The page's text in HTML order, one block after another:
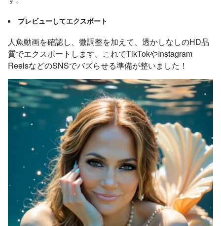
プレビューしてエクスポート
人魚動画を確認し、微調整を加えて、透かしなしのHD品
質でエクスポートします。これでTikTokやInstagram
ReelsなどのSNSでバズらせる準備が整いました！